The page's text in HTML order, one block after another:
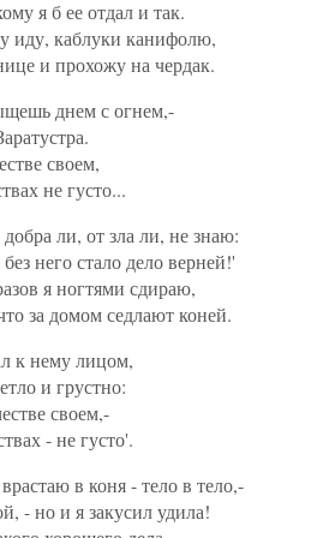
я б ее отдал и так.
иду, каблуки канифолю,
и прохожу на чердак.
днем с огнем,-
своем,
не густо...
ли, от зла ли, не знаю:
него стало дело верней!'
я ногтями сдираю,
за домом седлают коней.
к нему лицом,
и грустно:
своем,-
- не густо'.
в коня - тело в тело,-
- но и я закусил удила!